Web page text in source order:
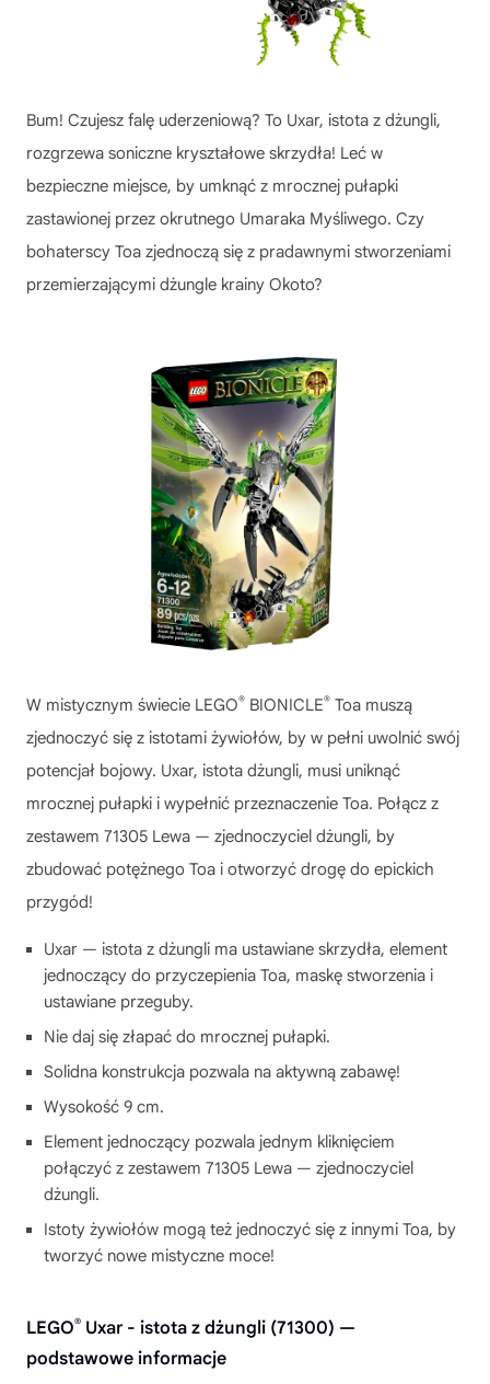
Bum! Czujesz falę uderzeniową? To Uxar, istota z dżungli,
rozgrzewa soniczne kryształowe skrzydła! Leć w
bezpieczne miejsce, by umknąć z mrocznej pułapki
zastawionej przez okrutnego Umaraka Myśliwego. Czy
bohaterscy Toa zjednoczą się z pradawnymi stworzeniami
przemierzającymi dżungle krainy Okoto?
W mistycznym świecie LEGO® BIONICLE® Toa muszą
zjednoczyć się z istotami żywiołów, by w pełni uwolnić swój
potencjał bojowy. Uxar, istota dżungli, musi uniknąć
mrocznej pułapki i wypełnić przeznaczenie Toa. Połącz z
zestawem 71305 Lewa — zjednoczyciel dżungli, by
zbudować potężnego Toa i otworzyć drogę do epickich
przygód!
Uxar — istota z dżungli ma ustawiane skrzydła, element
jednoczący do przyczepienia Toa, maskę stworzenia i
ustawiane przeguby.
Nie daj się złapać do mrocznej pułapki.
Solidna konstrukcja pozwala na aktywną zabawę!
Wysokość 9 cm.
Element jednoczący pozwala jednym kliknięciem
połączyć z zestawem 71305 Lewa — zjednoczyciel
dżungli.
Istoty żywiołów mogą też jednoczyć się z innymi Toa, by
tworzyć nowe mistyczne moce!
LEGO® Uxar - istota z dżungli (71300) —
podstawowe informacje